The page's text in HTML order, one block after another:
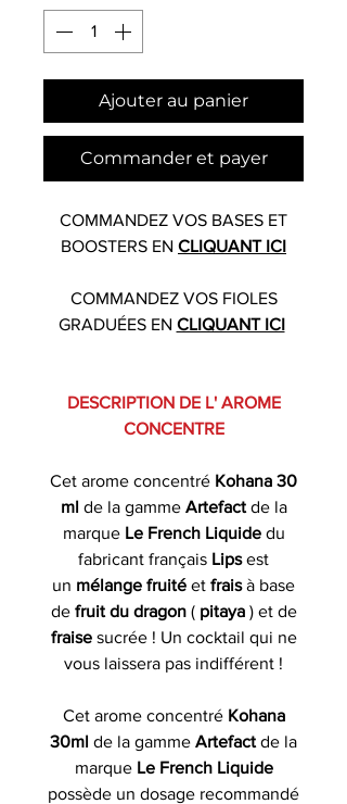
Ajouter au panier
Commander et payer
COMMANDEZ VOS BASES ET
BOOSTERS EN CLIQUANT ICI
COMMANDEZ VOS FIOLES
GRADUÉES EN CLIQUANT ICI
DESCRIPTION DE L' AROME
CONCENTRE
Cet arome concentré Kohana 30
ml de la gamme Artefactde la
marque Le French Liquidedu
fabricant français Lipsest
un mélange fruité et fraisà base
defruit du dragon( pitaya ) et de
fraisesucrée ! Un cocktail qui ne
vous laissera pas indifférent !
Cet arome concentré Kohana
30ml de la gamme Artefact de la
marque Le French Liquide
possède un dosage recommandé